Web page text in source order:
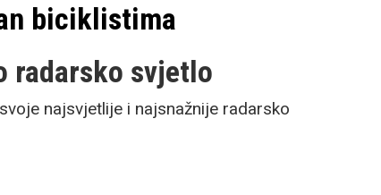
biciklistima
radarsko svjetlo
najsvjetlije i najsnažnije radarsko